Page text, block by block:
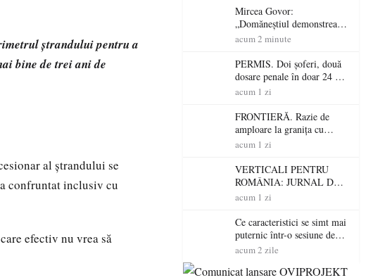
ștrandului pentru a
bine de trei ani de
al ștrandului se
confruntat inclusiv cu
efectiv nu vrea să
Mircea Govor:
„Domăneștiul demonstrează
că tradiția, credința și
comunități puternice”
acum 2 minute
PERMIS. Doi șoferi, două
dosare penale în doar 24 de
ore la Petea! Unul avea
nu a avut niciodată permis
acum 1 zi
FRONTIERĂ. Razie de
amploare la granița cu
Ungaria! 800 de persoane și
verificate
acum 1 zi
VERTICALI PENTRU
ROMÂNIA: JURNAL DE
CĂLĂTORIE FIJET
acum 1 zi
Ce caracteristici se simt mai
puternic într-o sesiune de
distracție la sloturi online:
RTP?
acum 2 zile